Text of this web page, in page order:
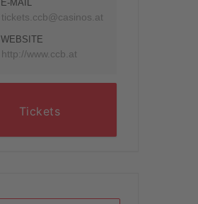
E-MAIL
tickets.ccb@casinos.at
WEBSITE
http://www.ccb.at
Tickets